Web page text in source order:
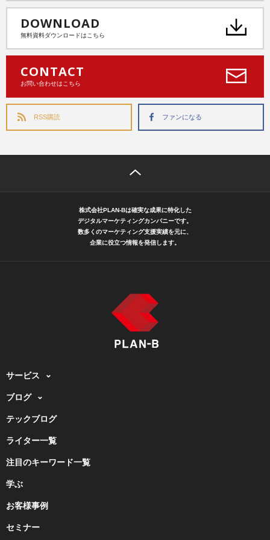
DOWNLOAD
無料資料ダウンロードはこちら
CONTACT
お問い合わせはこちら
RSS購読 ファンになる
株式会社PLAN-Bは確実な成果に特化した
デジタルマーケティングカンパニーです。
数多くのマーケティング支援実績を元に、
企業に役立つ情報を発信します。
サービス
ブログ
テックブログ
ライター一覧
注目のキーワード一覧
学ぶ
お客様事例
セミナー